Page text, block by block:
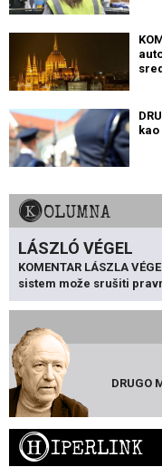
KOLUMNA
LÁSZLÓ VÉGEL
KOMENTAR LÁSZLA
sistem može srušiti
DRUGO
HIPERLINK